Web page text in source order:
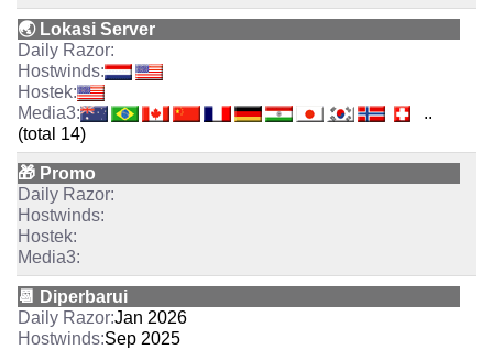
🌏 Lokasi Server
..
(total 14)
🎁 Promo
📆 Diperbarui
Jan 2026
Sep 2025